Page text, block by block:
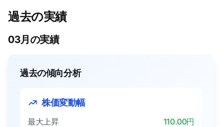
過去の実績
03月の実績
過去の傾向分析
株価変動幅
最大上昇
110.00円